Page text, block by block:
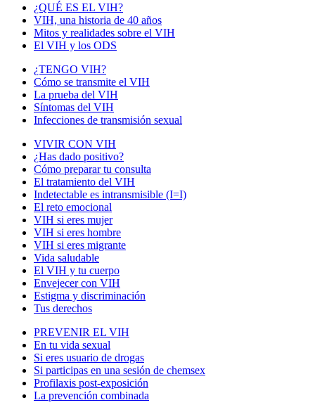
¿QUÉ ES EL VIH?
VIH, una historia de 40 años
Mitos y realidades sobre el VIH
El VIH y los ODS
¿TENGO VIH?
Cómo se transmite el VIH
La prueba del VIH
Síntomas del VIH
Infecciones de transmisión sexual
VIVIR CON VIH
¿Has dado positivo?
Cómo preparar tu consulta
El tratamiento del VIH
Indetectable es intransmisible (I=I)
El reto emocional
VIH si eres mujer
VIH si eres hombre
VIH si eres migrante
Vida saludable
El VIH y tu cuerpo
Envejecer con VIH
Estigma y discriminación
Tus derechos
PREVENIR EL VIH
En tu vida sexual
Si eres usuario de drogas
Si participas en una sesión de chemsex
Profilaxis post-exposición
La prevención combinada